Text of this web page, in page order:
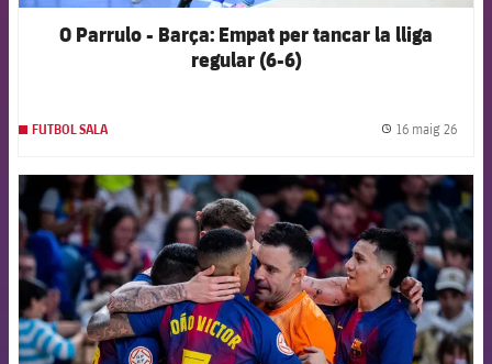
O Parrulo - Barça: Empat per tancar la lliga
regular (6-6)
FUTBOL SALA 16 maig 26
FCB Barcelona badge